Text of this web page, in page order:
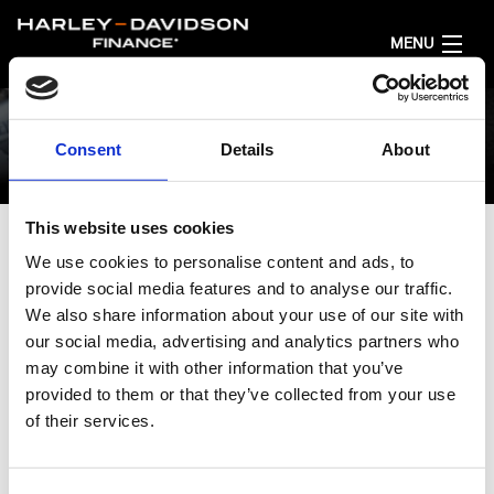
Consent Details About
This website uses cookies
We use cookies to personalise content and ads, to
provide social media features and to analyse our traffic.
We also share information about your use of our site with
our social media, advertising and analytics partners who
may combine it with other information that you’ve
provided to them or that they’ve collected from your use
of their services.
MENU
AKTUELL
FINANZIERUNGSANGEBOT RECHNEN
1 2 3
MODELL AUSWÄHLEN
Suche die Modellfamilie aus.
All Sport
{FINANCE_DISCLAIMER}